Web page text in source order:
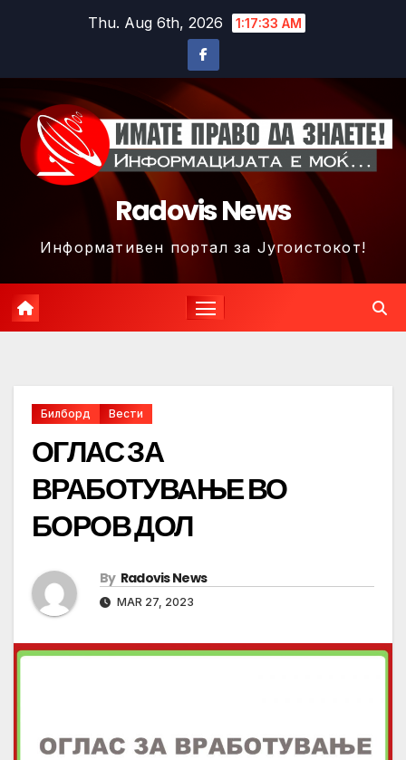
Thu. Aug 6th, 2026 1:17:35 AM
Radovis News
Информативен портал за Југоистокот!
Билборд Вести
ОГЛАС ЗА
ВРАБОТУВАЊЕ ВО
БОРОВ ДОЛ
By Radovis News
MAR 27, 2023